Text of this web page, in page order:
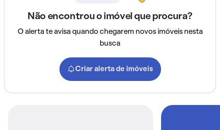
Não encontrou o imóvel que procura?
O alerta te avisa quando chegarem novos imóveis nesta
busca
Criar alerta de imóveis